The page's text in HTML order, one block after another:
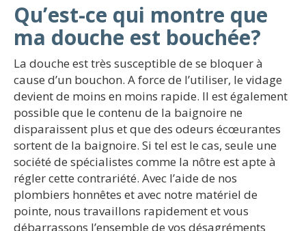
Qu’est-ce qui montre que
ma douche est bouchée?
La douche est très susceptible de se bloquer à
cause d’un bouchon. A force de l’utiliser, le vidage
devient de moins en moins rapide. Il est également
possible que le contenu de la baignoire ne
disparaissent plus et que des odeurs écœurantes
sortent de la baignoire. Si tel est le cas, seule une
société de spécialistes comme la nôtre est apte à
régler cette contrariété. Avec l’aide de nos
plombiers honnêtes et avec notre matériel de
pointe, nous travaillons rapidement et vous
débarrassons l’ensemble de vos désagréments